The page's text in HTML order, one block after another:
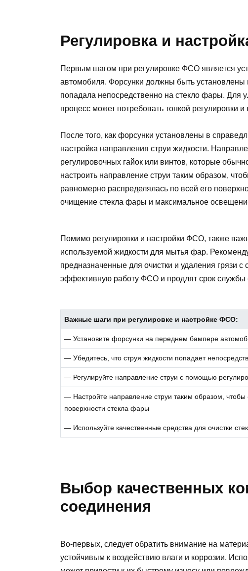
Регулировка и
Первым шагом при регулировке ФСО является
автомобиля. Форсунки должны быть установлены
попадала непосредственно на стекло фары. Для
процесс может потребовать тонкой регулировки
После того, как форсунки установлены в
настройка направления струи жидкости.
регулировочных гайок или винтов, которые
настроить направление струи таким образом,
равномерно распределялась по всей его
очищение стекла фары и максимальное
Помимо регулировки и настройки ФСО, также
используемой жидкости для мытья фар.
предназначенные для очистки и удаления грязи
эффективную работу ФСО и продлят срок службы
Важные шаги при регулировке и настройке ФСО:
— Установите форсунки на переднем бампере
— Убедитесь, что струя жидкости попадает
— Регулируйте направление струи с помощью
— Настройте направление струи таким образом,
поверхности стекла фары
— Используйте качественные средства для очистки
Выбор качественных
соединения
Во-первых, следует обратить внимание на
устойчивым к воздействию влаги и коррозии.